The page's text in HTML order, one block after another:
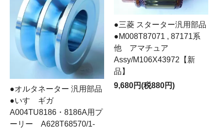
●オルタネーター 汎用部品
●いすゞギガ
A004TU8186・8186A用プ
ーリー A628T68570/1-
●三菱 スターター汎用部品
●M008T87071 , 87171系
他 アマチュア
Assy/M106X43972【新
品】
9,680円(税880円)